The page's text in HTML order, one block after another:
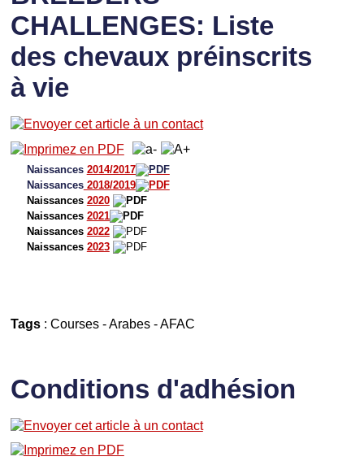
CHALLENGES: Liste
des chevaux préinscrits
à vie
Naissances 2014/2017
Naissances2018/2019
Naissances 2020
Naissances 2021
Naissances 2022
Naissances 2023
Tags: Courses-Arabes-AFAC
Conditions d'adhésion